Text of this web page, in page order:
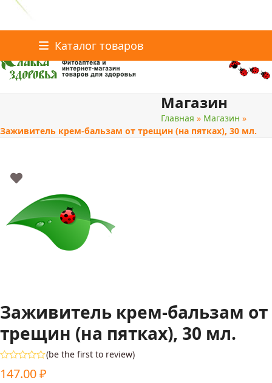
content
Каталог товаров
Контакты
Магазин
Главная » Магазин »
Заживитель крем-бальзам от трещин (на пятках), 30 мл.
Заживитель крем-бальзам от
трещин (на пятках), 30 мл.
(be the first to review)
147.00₽